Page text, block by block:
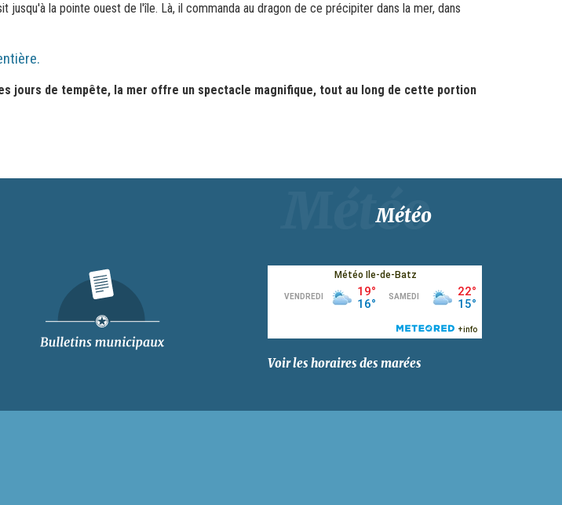
la pointe ouest de l'île. Là, il commanda au dragon de ce précipiter dans la mer, dans
jours de tempête, la mer offre un spectacle magnifique, tout au long de cette portion
Météo
Voir les horaires des marées